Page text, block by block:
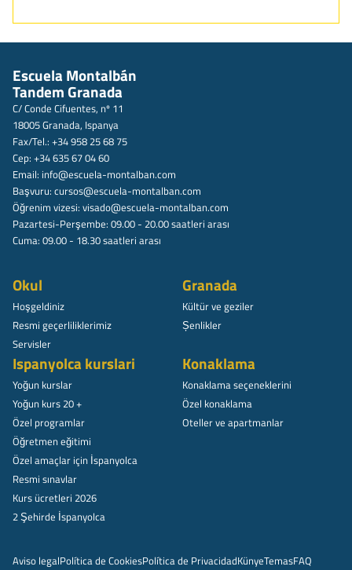
Escuela Montalbán
Tandem Granada
C/ Conde Cifuentes, nº 11
18005 Granada, Ispanya
Fax/Tel.: +34 958 25 68 75
Cep: +34 635 67 04 60
Email: info@escuela-montalban.com
Başvuru: cursos@escuela-montalban.com
Öğrenim vizesi: visado@escuela-montalban.com
Pazartesi-Perşembe: 09.00 - 20.00 saatleri arası
Cuma: 09.00 - 18.30 saatleri arası
Okul
Hoşgeldiniz
Resmi geçerliliklerimiz
Servisler
Granada
Kültür ve geziler
Șenlikler
Ispanyolca kurslari
Yoğun kurslar
Yoğun kurs 20 +
Özel programlar
Öğretmen eğitimi
Özel amaçlar için İspanyolca
Resmi sınavlar
Kurs ücretleri 2026
2 Şehirde İspanyolca
Konaklama
Konaklama seçeneklerini
Özel konaklama
Oteller ve apartmanlar
Aviso legalPolítica de CookiesPolítica de PrivacidadKünyeTemasFAQ